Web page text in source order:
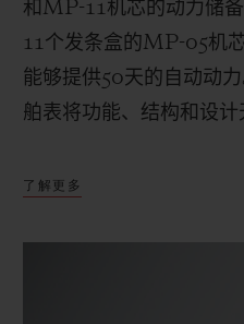
和 MP-11机芯的动力储
11个发条盒的MP-05机
能够提供50天的自动动
舶表将功能、结构和设计
了解更多